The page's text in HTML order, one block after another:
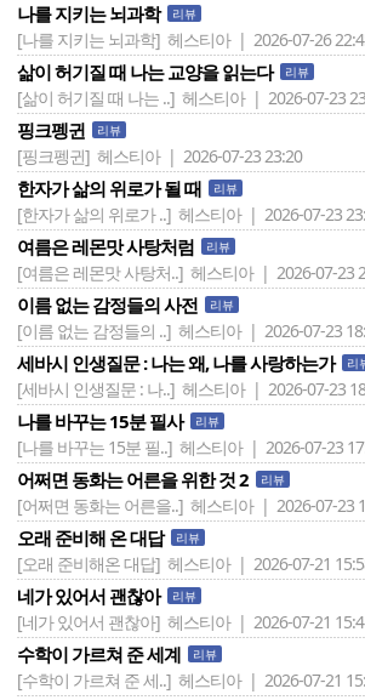
나를 지키는 뇌과학 리뷰
[나를 지키는 뇌과학] 헤스티아 | 2026-07-26
삶이 허기질 때 나는 교양을 읽는다 리뷰
[삶이 허기질 때 나는 ..] 헤스티아 | 2026-07-23
핑크펭귄 리뷰
[핑크펭귄] 헤스티아 | 2026-07-23 23:20
한자가 삶의 위로가 될 때 리뷰
[한자가 삶의 위로가 ..] 헤스티아 | 2026-07-23
여름은 레몬맛 사탕처럼 리뷰
[여름은 레몬맛 사탕처..] 헤스티아 | 2026-07-23
이름 없는 감정들의 사전 리뷰
[이름 없는 감정들의 ..] 헤스티아 | 2026-07-23
세바시 인생질문 : 나는 왜, 나를 사랑하는가 리
[세바시 인생질문 : 나..] 헤스티아 | 2026-07-23
나를 바꾸는 15분 필사 리뷰
[나를 바꾸는 15분 필..] 헤스티아 | 2026-07-23
어쩌면 동화는 어른을 위한 것 2 리뷰
[어쩌면 동화는 어른을..] 헤스티아 | 2026-07-23
오래 준비해 온 대답 리뷰
[오래 준비해온 대답] 헤스티아 | 2026-07-21
네가 있어서 괜찮아 리뷰
[네가 있어서 괜찮아] 헤스티아 | 2026-07-21
수학이 가르쳐 준 세계 리뷰
[수학이 가르쳐 준 세..] 헤스티아 | 2026-07-21